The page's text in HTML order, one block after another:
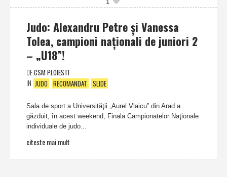
1
Judo: Alexandru Petre şi Vanessa
Tolea, campioni naţionali de juniori 2
– „U18”!
DECSM PLOIESTI
IN JUDO RECOMANDAT SLIDE
Sala de sport a Universităţii „Aurel Vlaicu” din Arad a
găzduit, în acest weekend, Finala Campionatelor Naţionale
individuale de judo...
citeste mai mult